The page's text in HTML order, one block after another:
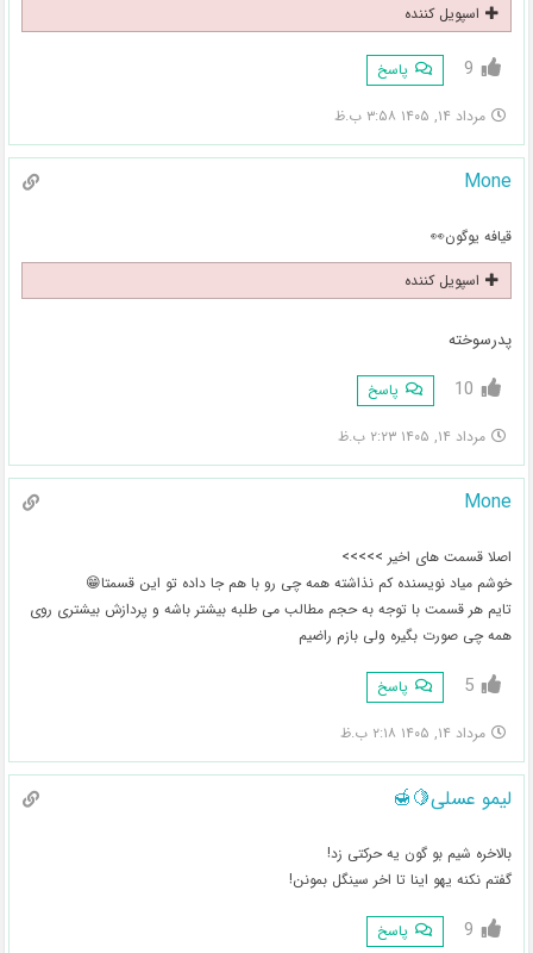
اسپویل کننده
9 پاسخ
مرداد ۱۴, ۱۴۰۵ ۳:۵۸ ب.ظ
Mone
قیافه یوگون👀
اسپویل کننده
پدرسوخته
10 پاسخ
مرداد ۱۴, ۱۴۰۵ ۲:۲۳ ب.ظ
Mone
اصلا قسمت های اخیر >>>>>
خوشم میاد نویسنده کم نذاشته همه چی رو با هم جا داده تو این قسمتا😁
تایم هر قسمت با توجه به حجم مطالب می طلبه بیشتر باشه و پردازش بیشتری روی
همه چی صورت بگیره ولی بازم راضیم
5 پاسخ
مرداد ۱۴, ۱۴۰۵ ۲:۱۸ ب.ظ
لیمو عسلی🍋🍯
بالاخره شیم بو گون یه حرکتی زد!
گفتم نکنه یهو اینا تا اخر سینگل بمونن!
9 پاسخ